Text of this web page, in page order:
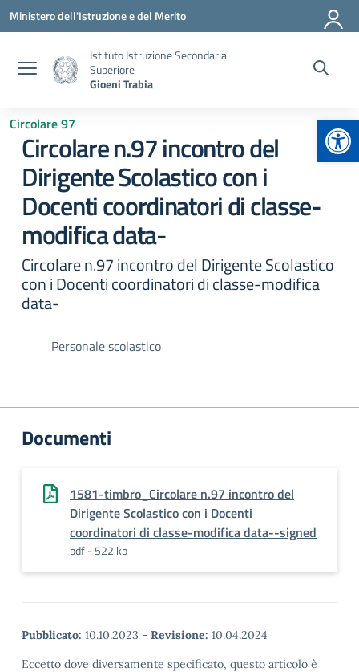
Vai ai contenuti
Vai al menu di navigazione
Vai al footer
Ministero dell'Istruzione e del Merito
Istituto Istruzione Secondaria
Superiore
Gioeni Trabia
Circolare 97
Circolare n.97 incontro del
Dirigente Scolastico con i
Docenti coordinatori di classe-
modifica data-
Circolare n.97 incontro del Dirigente Scolastico
con i Docenti coordinatori di classe-modifica
data-
Personale scolastico
Documenti
1581-timbro_Circolare n.97 incontro del
Dirigente Scolastico con i Docenti
coordinatori di classe-modifica data--signed
pdf - 522 kb
Pubblicato: 10.10.2023 - Revisione: 10.04.2024
Eccetto dove diversamente specificato, questo articolo è